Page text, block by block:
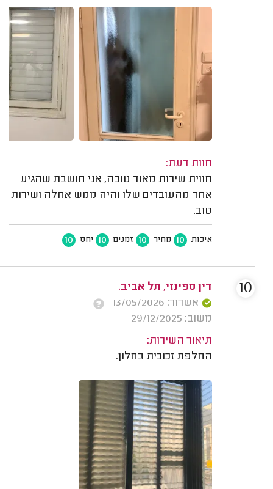
חוות דעת:
חווית שירות מאוד טובה, אני חושבת שהגיע
אחד מהעובדים שלו והיה ממש אחלה ושירות
טוב.
איכות 10 מחיר 10 זמנים 10 יחס 10
דין ספינזי, תל אביב.
אשרור: 13/05/2026
משוב: 29/12/2025
תיאור השירות:
החלפת זכוכית בחלון.
10